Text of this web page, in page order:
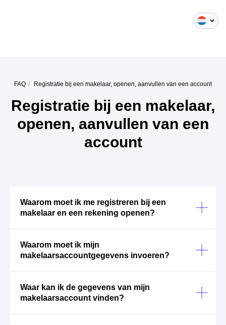
FAQ / Registratie bij een makelaar, openen, aanvullen van een account
Registratie bij een makelaar,
openen, aanvullen van een
account
Waarom moet ik me registreren bij een
makelaar en een rekening openen?
Waarom moet ik mijn
makelaarsaccountgegevens invoeren?
Waar kan ik de gegevens van mijn
makelaarsaccount vinden?